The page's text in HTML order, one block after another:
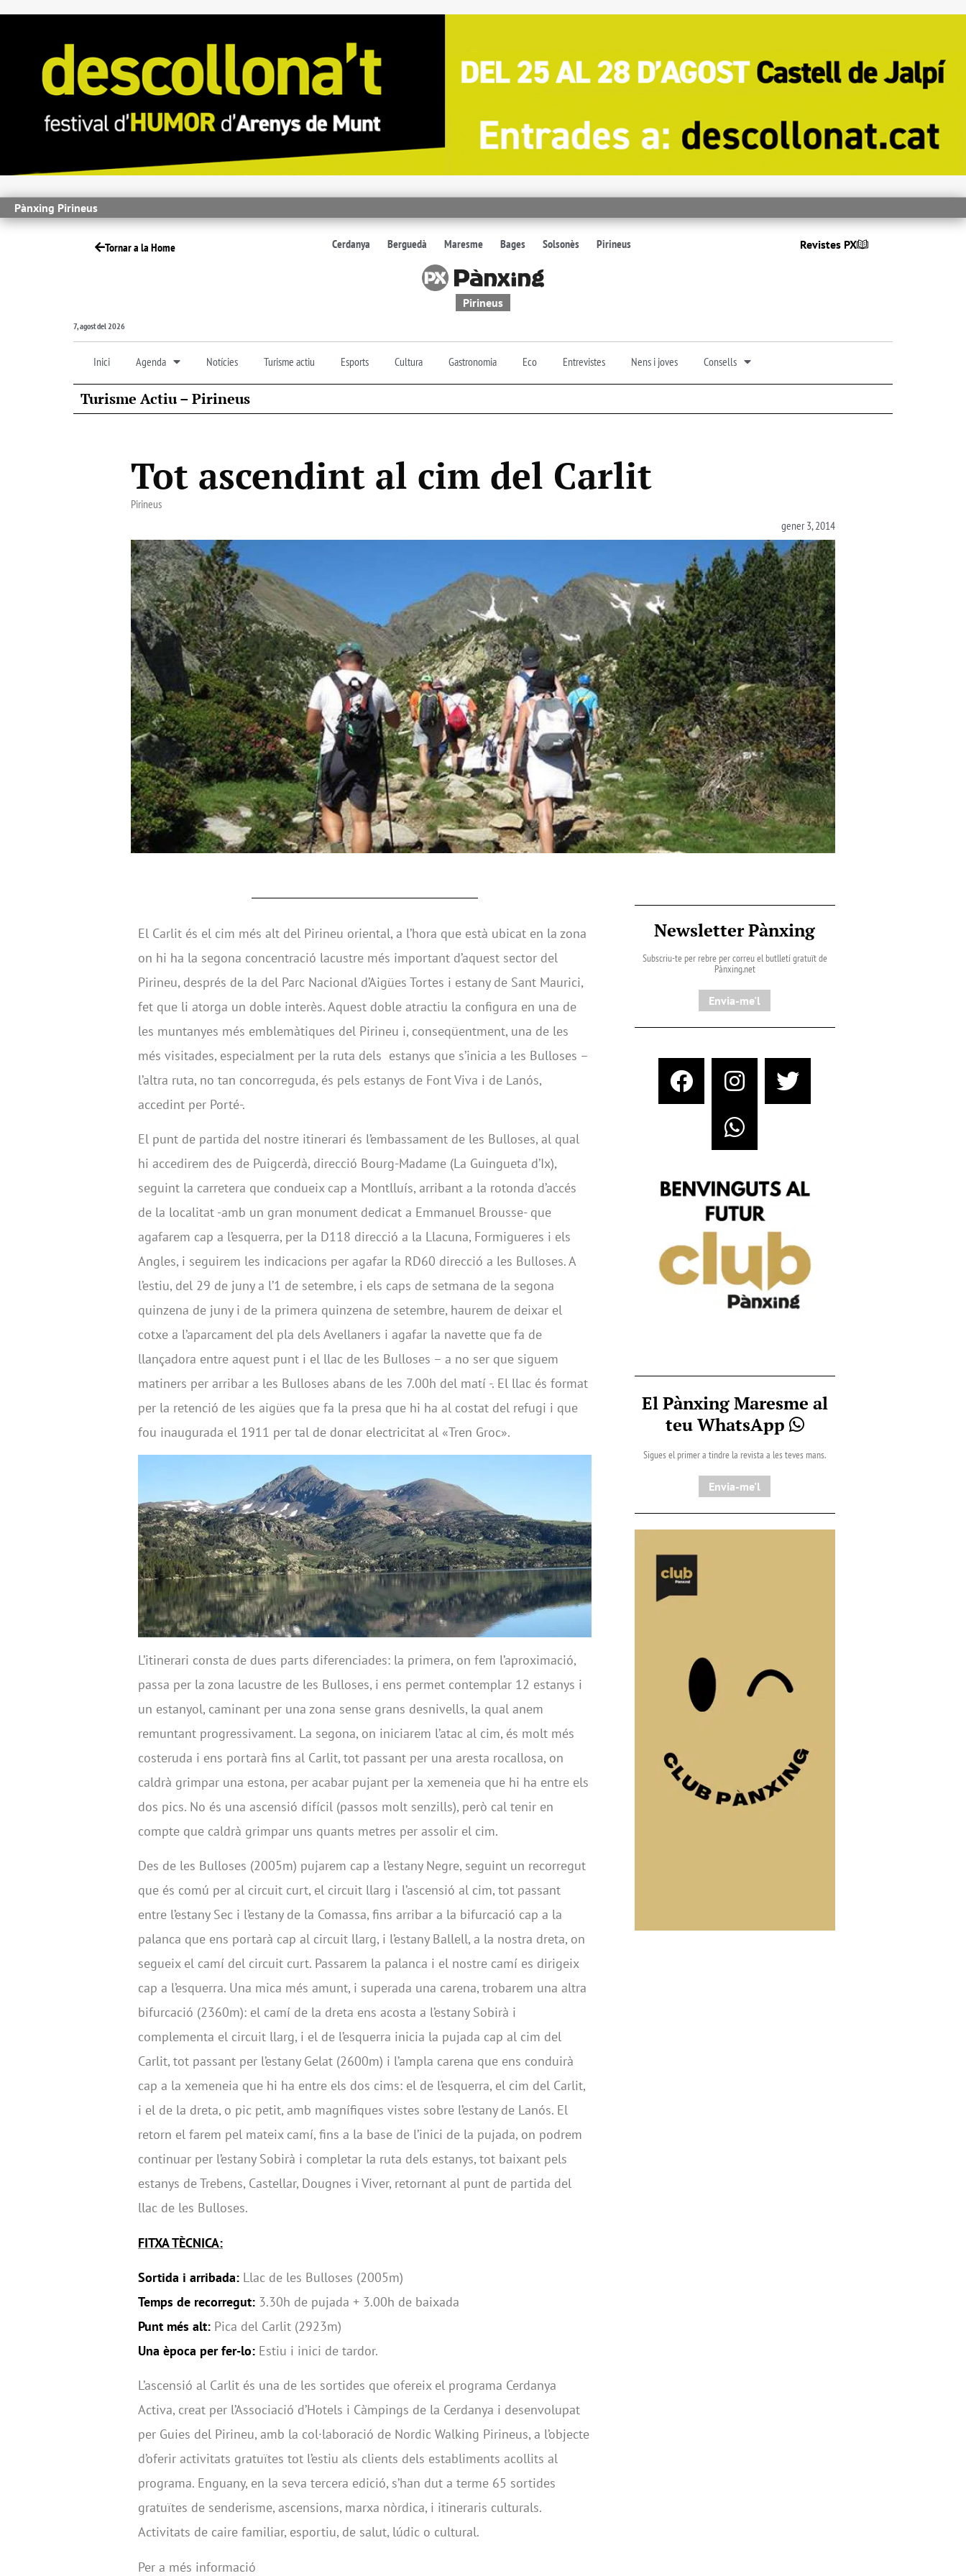
Pànxing Pirineus
Tornar a la Home Cerdanya Berguedà Maresme Bages Solsonès Pirineus Revistes PX
Pirineus
7, agost del 2026
Inici Agenda Notícies Turisme actiu Esports Cultura Gastronomia Eco Entrevistes Nens i joves Consells
Turisme Actiu – Pirineus
Tot ascendint al cim del Carlit
Pirineus
gener 3, 2014
El Carlit és el cim més alt del Pirineu oriental, a l’hora que està ubicat en la zona
on hi ha la segona concentració lacustre més important d’aquest sector del
Pirineu, després de la del Parc Nacional d’Aigües Tortes i estany de Sant Maurici,
fet que li atorga un doble interès. Aquest doble atractiu la configura en una de
les muntanyes més emblemàtiques del Pirineu i, conseqüentment, una de les
més visitades, especialment per la ruta dels estanys que s’inicia a les Bulloses –
l’altra ruta, no tan concorreguda, és pels estanys de Font Viva i de Lanós,
accedint per Porté-.
El punt de partida del nostre itinerari és l’embassament de les Bulloses, al qual
hi accedirem des de Puigcerdà, direcció Bourg-Madame (La Guingueta d’Ix),
seguint la carretera que condueix cap a Montlluís, arribant a la rotonda d’accés
de la localitat -amb un gran monument dedicat a Emmanuel Brousse- que
agafarem cap a l’esquerra, per la D118 direcció a la Llacuna, Formigueres i els
Angles, i seguirem les indicacions per agafar la RD60 direcció a les Bulloses. A
l’estiu, del 29 de juny a l’1 de setembre, i els caps de setmana de la segona
quinzena de juny i de la primera quinzena de setembre, haurem de deixar el
cotxe a l’aparcament del pla dels Avellaners i agafar la navette que fa de
llançadora entre aquest punt i el llac de les Bulloses – a no ser que siguem
matiners per arribar a les Bulloses abans de les 7.00h del matí -. El llac és format
per la retenció de les aigües que fa la presa que hi ha al costat del refugi i que
fou inaugurada el 1911 per tal de donar electricitat al «Tren Groc».
L’itinerari consta de dues parts diferenciades: la primera, on fem l’aproximació,
passa per la zona lacustre de les Bulloses, i ens permet contemplar 12 estanys i
un estanyol, caminant per una zona sense grans desnivells, la qual anem
remuntant progressivament. La segona, on iniciarem l’atac al cim, és molt més
costeruda i ens portarà fins al Carlit, tot passant per una aresta rocallosa, on
caldrà grimpar una estona, per acabar pujant per la xemeneia que hi ha entre els
dos pics. No és una ascensió difícil (passos molt senzills), però cal tenir en
compte que caldrà grimpar uns quants metres per assolir el cim.
Des de les Bulloses (2005m) pujarem cap a l’estany Negre, seguint un recorregut
que és comú per al circuit curt, el circuit llarg i l’ascensió al cim, tot passant
entre l’estany Sec i l’estany de la Comassa, fins arribar a la bifurcació cap a la
palanca que ens portarà cap al circuit llarg, i l’estany Ballell, a la nostra dreta, on
segueix el camí del circuit curt. Passarem la palanca i el nostre camí es dirigeix
cap a l’esquerra. Una mica més amunt, i superada una carena, trobarem una altra
bifurcació (2360m): el camí de la dreta ens acosta a l’estany Sobirà i
complementa el circuit llarg, i el de l’esquerra inicia la pujada cap al cim del
Carlit, tot passant per l’estany Gelat (2600m) i l’ampla carena que ens conduirà
cap a la xemeneia que hi ha entre els dos cims: el de l’esquerra, el cim del Carlit,
i el de la dreta, o pic petit, amb magnífiques vistes sobre l’estany de Lanós. El
retorn el farem pel mateix camí, fins a la base de l’inici de la pujada, on podrem
continuar per l’estany Sobirà i completar la ruta dels estanys, tot baixant pels
estanys de Trebens, Castellar, Dougnes i Viver, retornant al punt de partida del
llac de les Bulloses.
FITXA TÈCNICA:
Sortida i arribada: Llac de les Bulloses (2005m)
Temps de recorregut: 3.30h de pujada + 3.00h de baixada
Punt més alt: Pica del Carlit (2923m)
Una època per fer-lo: Estiu i inici de tardor.
L’ascensió al Carlit és una de les sortides que ofereix el programa Cerdanya
Activa, creat per l’Associació d’Hotels i Càmpings de la Cerdanya i desenvolupat
per Guies del Pirineu, amb la col·laboració de Nordic Walking Pirineus, a l’objecte
d’oferir activitats gratuïtes tot l’estiu als clients dels establiments acollits al
programa. Enguany, en la seva tercera edició, s’han dut a terme 65 sortides
gratuïtes de senderisme, ascensions, marxa nòrdica, i itineraris culturals.
Activitats de caire familiar, esportiu, de salut, lúdic o cultural.
Per a més informació
Newsletter Pànxing
Subscriu-te per rebre per correu el butlletí gratuït de
Pànxing.net​
Envia-me'l
El Pànxing Maresme al
teu WhatsApp
Sigues el primer a tindre la revista a les teves mans.
Envia-me'l